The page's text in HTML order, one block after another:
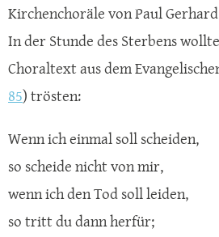
Kirchenchoräle von Paul
In der Stunde des Sterbens
Choraltext aus dem
85) trösten:
Wenn ich einmal soll scheiden,
so scheide nicht von mir,
wenn ich den Tod soll leiden,
so tritt du dann herfür;